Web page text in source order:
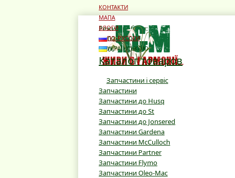
Режим роботи:
10:00 - 19:00
10:00 - 16:00
Каталог товаров
Запчастини і сервіс
Запчастини
Запчастини до Husq
Запчастини до St
Запчастини до Jonsered
Запчастини Gardena
Запчастини McCulloch
Запчастини Partner
Запчастини Flymo
Запчастини Oleo-Mac
КОНТАКТИ
МАПА
БЛОГИ
ПО-РУССКИ
УКРАЇНСЬКОЮ